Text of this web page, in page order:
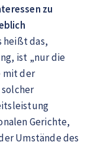
zu
heißt das,
ist „nur die
mit der
Gerichte,
Umstände des